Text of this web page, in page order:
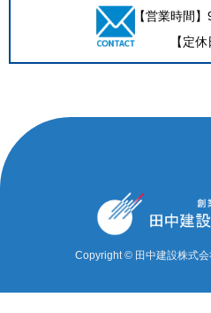
【営業時間
【定
Copyright © 田中建設株式